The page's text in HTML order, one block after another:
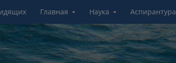
Главная Наука Аспирантура